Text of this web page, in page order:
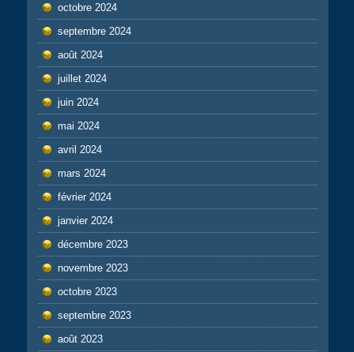
octobre 2024
septembre 2024
août 2024
juillet 2024
juin 2024
mai 2024
avril 2024
mars 2024
février 2024
janvier 2024
décembre 2023
novembre 2023
octobre 2023
septembre 2023
août 2023